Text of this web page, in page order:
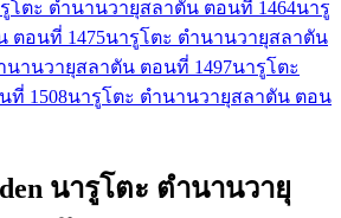
โตะ ตำนานวายุสลาตัน ตอนที่ 1464นารู
ตอนที่ 1475นารูโตะ ตำนานวายุสลาตัน
นานวายุสลาตัน ตอนที่ 1497นารูโตะ
ที่ 1508นารูโตะ ตำนานวายุสลาตัน ตอน
นารูโตะ ตำนานวายุ